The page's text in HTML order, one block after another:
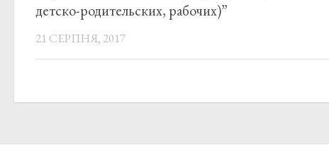
детско-родительских, рабочих)”
21 СЕРПНЯ, 2017